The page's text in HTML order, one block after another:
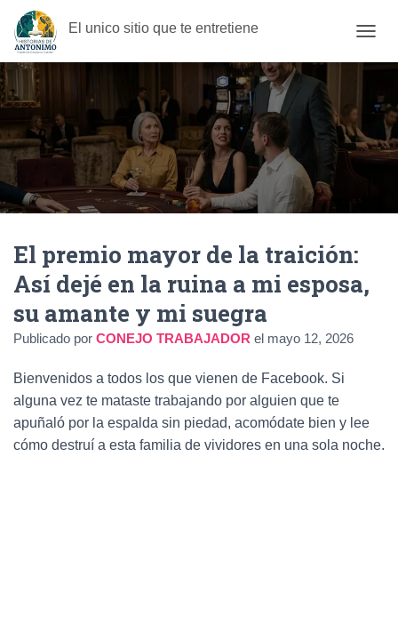
El unico sitio que te entretiene
A
R
M
O
V
El premio mayor de la traición:
Así dejé en la ruina a mi esposa,
su amante y mi suegra
Publicado por CONEJO TRABAJADOR el mayo 12, 2026
Bienvenidos a todos los que vienen de Facebook. Si
alguna vez te mataste trabajando por alguien que te
apuñaló por la espalda sin piedad, acomódate bien y lee
cómo destruí a esta familia de vividores en una sola noche.